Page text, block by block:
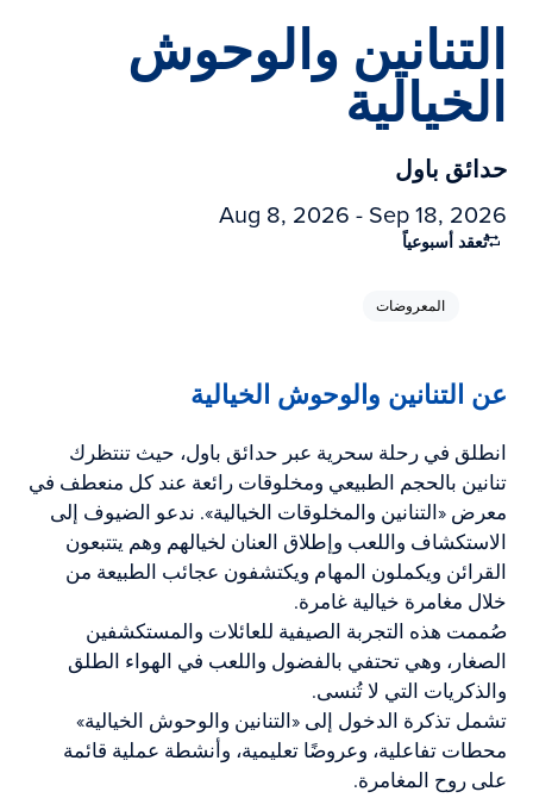
التنانين والوحوش
الخيالية
حدائق باول
Aug 8, 2026 - Sep 18, 2026
تُعقد أسبوعياً
المعروضات
عن التنانين والوحوش الخيالية
انطلق في رحلة سحرية عبر حدائق باول، حيث تنتظرك
تنانين بالحجم الطبيعي ومخلوقات رائعة عند كل منعطف في
معرض «التنانين والمخلوقات الخيالية». ندعو الضيوف إلى
الاستكشاف واللعب وإطلاق العنان لخيالهم وهم يتتبعون
القرائن ويكملون المهام ويكتشفون عجائب الطبيعة من
خلال مغامرة خيالية غامرة.
صُممت هذه التجربة الصيفية للعائلات والمستكشفين
الصغار، وهي تحتفي بالفضول واللعب في الهواء الطلق
والذكريات التي لا تُنسى.
تشمل تذكرة الدخول إلى «التنانين والوحوش الخيالية»
محطات تفاعلية، وعروضًا تعليمية، وأنشطة عملية قائمة
على روح المغامرة.